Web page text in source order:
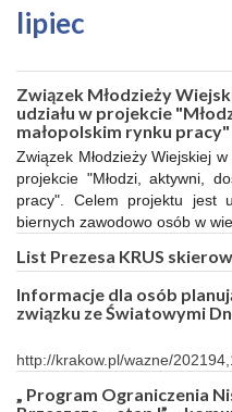
lipiec
Związek Młodzieży
udziału w projekcie
małopolskim rynku pracy"
Związek Młodzieży Wiejskiej
projekcie "Młodzi, aktywni,
pracy". Celem projektu jest
biernych zawodowo osób w
List Prezesa KRUS
Informacje dla osób
związku ze Światowymi
http://krakow.pl/wazne/
„ Program Ograniczenia